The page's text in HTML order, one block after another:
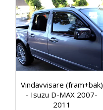
Vindavvisare (fram+bak)
- Isuzu D-MAX 2007-
2011